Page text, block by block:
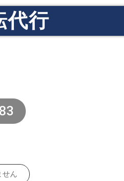
代行
せん